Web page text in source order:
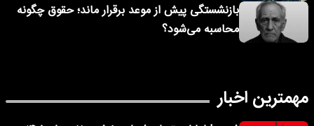
بازنشستگی پیش از موعد برقرار ماند؛ حقوق چگونه
محاسبه می‌شود؟
مهمترین اخبار